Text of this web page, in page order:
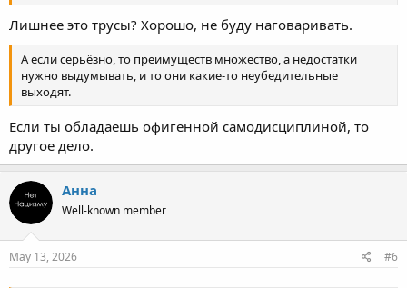
Лишнее это трусы? Хорошо, не буду наговаривать.
А если серьёзно, то преимуществ множество, а недостатки
нужно выдумывать, и то они какие-то неубедительные
выходят.
Если ты обладаешь офигенной самодисциплиной, то
другое дело.
Анна
Well-known member
May 13, 2026 #6